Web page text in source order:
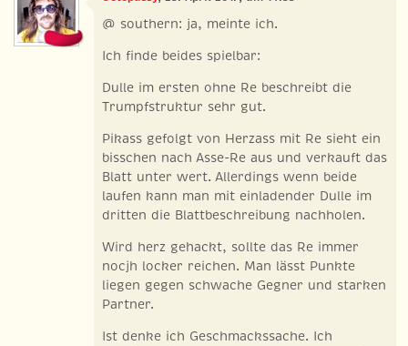
@ southern: ja, meinte ich.
Ich finde beides spielbar:
Dulle im ersten ohne Re beschreibt die
Trumpfstruktur sehr gut.
Pikass gefolgt von Herzass mit Re sieht ein
bisschen nach Asse-Re aus und verkauft das
Blatt unter wert. Allerdings wenn beide
laufen kann man mit einladender Dulle im
dritten die Blattbeschreibung nachholen.
Wird herz gehackt, sollte das Re immer
nocjh locker reichen. Man lässt Punkte
liegen gegen schwache Gegner und starken
Partner.
Ist denke ich Geschmackssache. Ich